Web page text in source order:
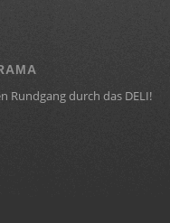
Rundgang durch das DELI!